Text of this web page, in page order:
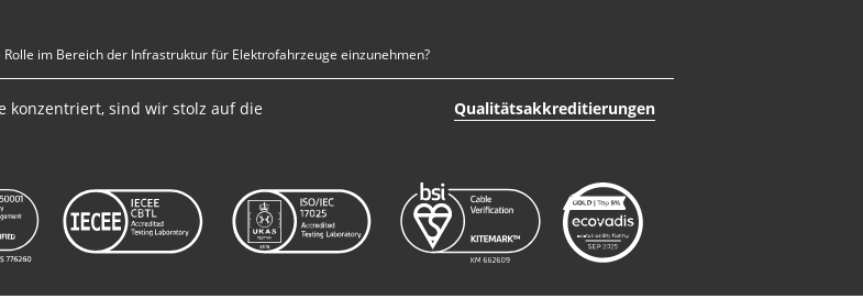
im Bereich der Infrastruktur für Elektrofahrzeuge einzunehmen?
konzentriert, sind wir stolz auf die
Qualitätsakkreditierungen